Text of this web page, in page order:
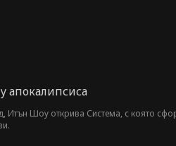
апокалипсиса
Итън Шоу открива Система, с която